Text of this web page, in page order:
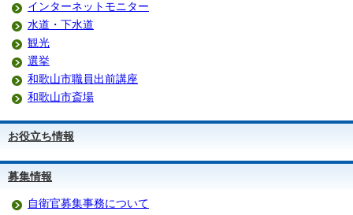
インターネットモニター
水道・下水道
観光
選挙
和歌山市職員出前講座
和歌山市斎場
お役立ち情報
募集情報
自衛官募集事務について